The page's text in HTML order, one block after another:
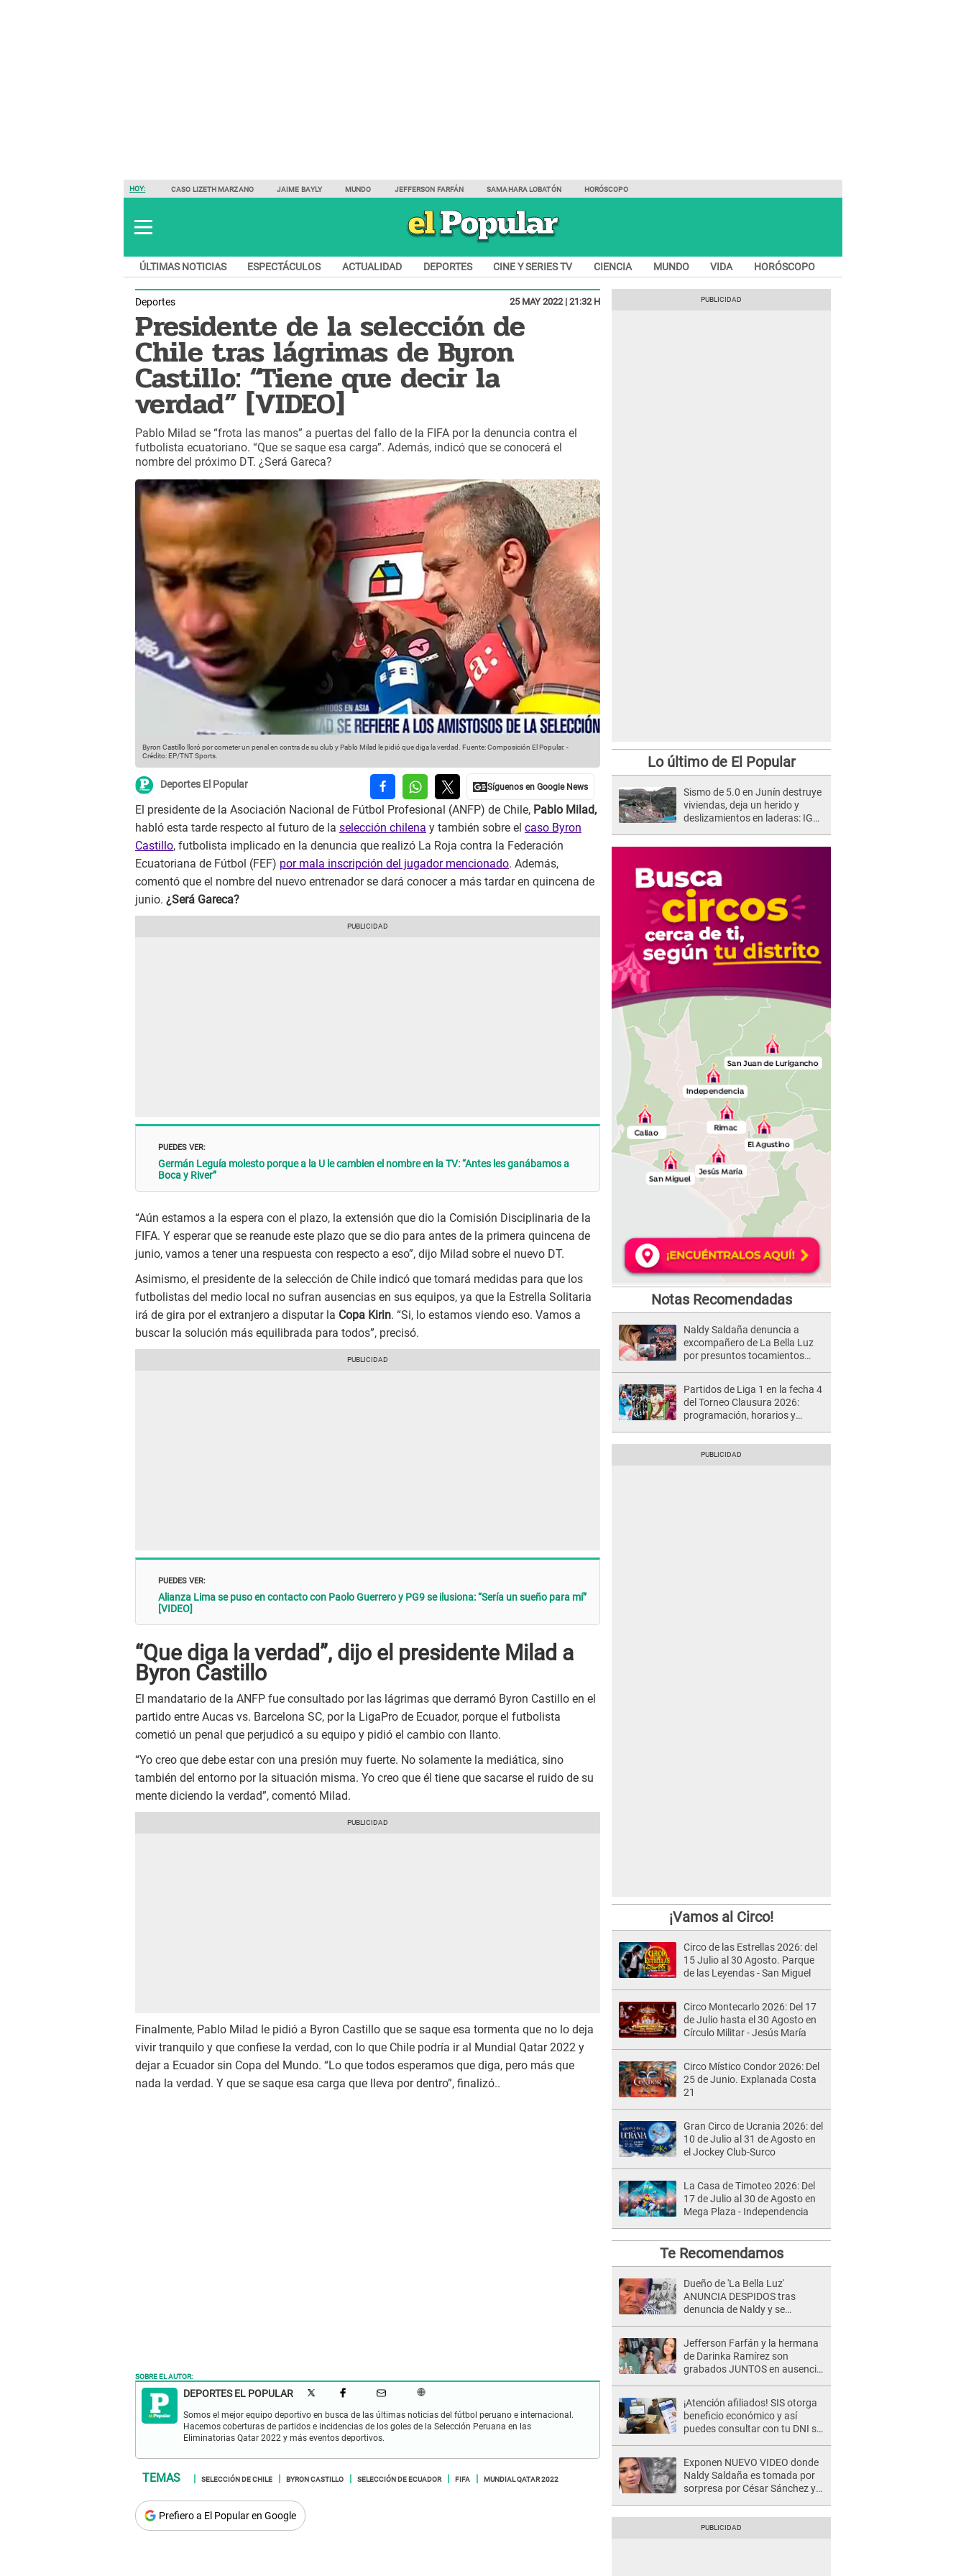
HOY: CASO LIZETH MARZANO JAIME BAYLY MUNDO JEFFERSON FARFÁN SAMAHARA LOBATÓN HORÓSCOPO
ÚLTIMAS NOTICIAS ESPECTÁCULOS ACTUALIDAD DEPORTES CINE Y SERIES TV CIENCIA MUNDO VIDA HORÓSCOPO
Deportes 25 MAY 2022 | 21:32 H
Presidente de la selección de
Chile tras lágrimas de Byron
Castillo: “Tiene que decir la
verdad” [VIDEO]
Pablo Milad se “frota las manos” a puertas del fallo de la FIFA por la denuncia contra el
futbolista ecuatoriano. “Que se saque esa carga”. Además, indicó que se conocerá el
nombre del próximo DT. ¿Será Gareca?
Byron Castillo lloró por cometer un penal en contra de su club y Pablo Milad le pidió que diga la verdad. Fuente: Composición El Popular. -
Crédito: EP/TNT Sports.
Deportes El Popular
El presidente de la Asociación Nacional de Fútbol Profesional (ANFP) de Chile, Pablo Milad,
habló esta tarde respecto al futuro de la selección chilena y también sobre el caso Byron
Castillo, futbolista implicado en la denuncia que realizó La Roja contra la Federación
Ecuatoriana de Fútbol (FEF) por mala inscripción del jugador mencionado. Además,
comentó que el nombre del nuevo entrenador se dará conocer a más tardar en quincena de
junio. ¿Será Gareca?
PUEDES VER:
Germán Leguía molesto porque a la U le cambien el nombre en la TV: “Antes les ganábamos a
Boca y River”
“Aún estamos a la espera con el plazo, la extensión que dio la Comisión Disciplinaria de la
FIFA. Y esperar que se reanude este plazo que se dio para antes de la primera quincena de
junio, vamos a tener una respuesta con respecto a eso”, dijo Milad sobre el nuevo DT.
Asimismo, el presidente de la selección de Chile indicó que tomará medidas para que los
futbolistas del medio local no sufran ausencias en sus equipos, ya que la Estrella Solitaria
irá de gira por el extranjero a disputar la Copa Kirin. “Si, lo estamos viendo eso. Vamos a
buscar la solución más equilibrada para todos”, precisó.
PUEDES VER:
Alianza Lima se puso en contacto con Paolo Guerrero y PG9 se ilusiona: “Sería un sueño para mí”
[VIDEO]
“Que diga la verdad”, dijo el presidente Milad a
Byron Castillo
El mandatario de la ANFP fue consultado por las lágrimas que derramó Byron Castillo en el
partido entre Aucas vs. Barcelona SC, por la LigaPro de Ecuador, porque el futbolista
cometió un penal que perjudicó a su equipo y pidió el cambio con llanto.
“Yo creo que debe estar con una presión muy fuerte. No solamente la mediática, sino
también del entorno por la situación misma. Yo creo que él tiene que sacarse el ruido de su
mente diciendo la verdad”, comentó Milad.
Finalmente, Pablo Milad le pidió a Byron Castillo que se saque esa tormenta que no lo deja
vivir tranquilo y que confiese la verdad, con lo que Chile podría ir al Mundial Qatar 2022 y
dejar a Ecuador sin Copa del Mundo. “Lo que todos esperamos que diga, pero más que
nada la verdad. Y que se saque esa carga que lleva por dentro”, finalizó..
SOBRE EL AUTOR:
DEPORTES EL POPULAR
Somos el mejor equipo deportivo en busca de las últimas noticias del fútbol peruano e internacional.
Hacemos coberturas de partidos e incidencias de los goles de la Selección Peruana en las
Eliminatorias Qatar 2022 y más eventos deportivos.
SELECCIÓN DE CHILE BYRON CASTILLO SELECCIÓN DE ECUADOR FIFA MUNDIAL QATAR 2022
Prefiero a El Popular en Google
Lo último de El Popular
Sismo de 5.0 en Junín destruye
viviendas, deja un herido y
deslizamientos en laderas: IGP
Notas Recomendadas
Naldy Saldaña denuncia a
excompañero de La Bella Luz
por presuntos tocamientos
Partidos de Liga 1 en la fecha 4
del Torneo Clausura 2026:
programación, horarios y
¡Vamos al Circo!
Circo de las Estrellas 2026: del
15 Julio al 30 Agosto. Parque
de las Leyendas - San Miguel
Circo Montecarlo 2026: Del 17
de Julio hasta el 30 Agosto en
Círculo Militar - Jesús María
Circo Místico Condor 2026: Del
25 de Junio. Explanada Costa
21
Gran Circo de Ucrania 2026: del
10 de Julio al 31 de Agosto en
el Jockey Club-Surco
La Casa de Timoteo 2026: Del
17 de Julio al 30 de Agosto en
Mega Plaza - Independencia
Te Recomendamos
Dueño de 'La Bella Luz'
ANUNCIA DESPIDOS tras
denuncia de Naldy y se
vulneradas"
Jefferson Farfán y la hermana
de Darinka Ramírez son
grabados JUNTOS en ausencia
¡Atención afiliados! SIS otorga
beneficio económico y así
puedes consultar con tu DNI si
Exponen NUEVO VIDEO donde
Naldy Saldaña es tomada por
sorpresa por César Sánchez y